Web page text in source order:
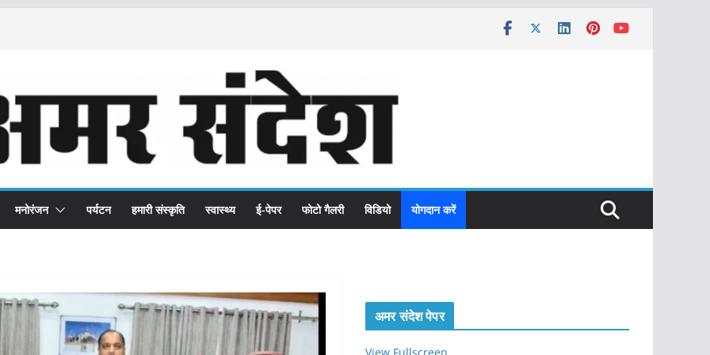
मनोरंजन पर्यटन हमारी संस्कृति स्वास्थ्य ई-पेपर फोटो गैलरी विडियो योगदान करें
अमर संदेश पेपर